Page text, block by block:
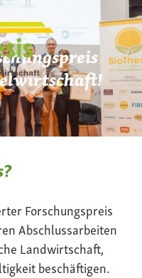
Forschungspreis
Abschlussarbeiten
Landwirtschaft,
beschäftigen.